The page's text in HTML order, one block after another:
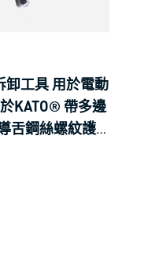
卸工具 用於電動
KATO® 帶多邊
舌鋼絲螺紋護